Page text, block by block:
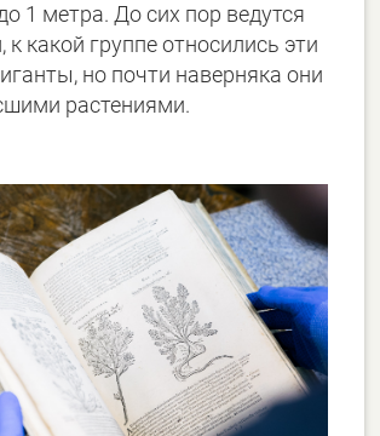
1 метра. До сих пор ведутся
какой группе относились эти
но почти наверняка они
растениями.